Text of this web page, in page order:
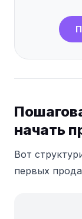
начать
Вот
первых